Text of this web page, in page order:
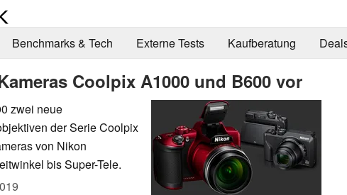
Benchmarks & Tech Externe Tests Kaufberatung
Coolpix A1000 und B600 vor
zwei neue
der Serie Coolpix
von Nikon
bis Super-Tele.